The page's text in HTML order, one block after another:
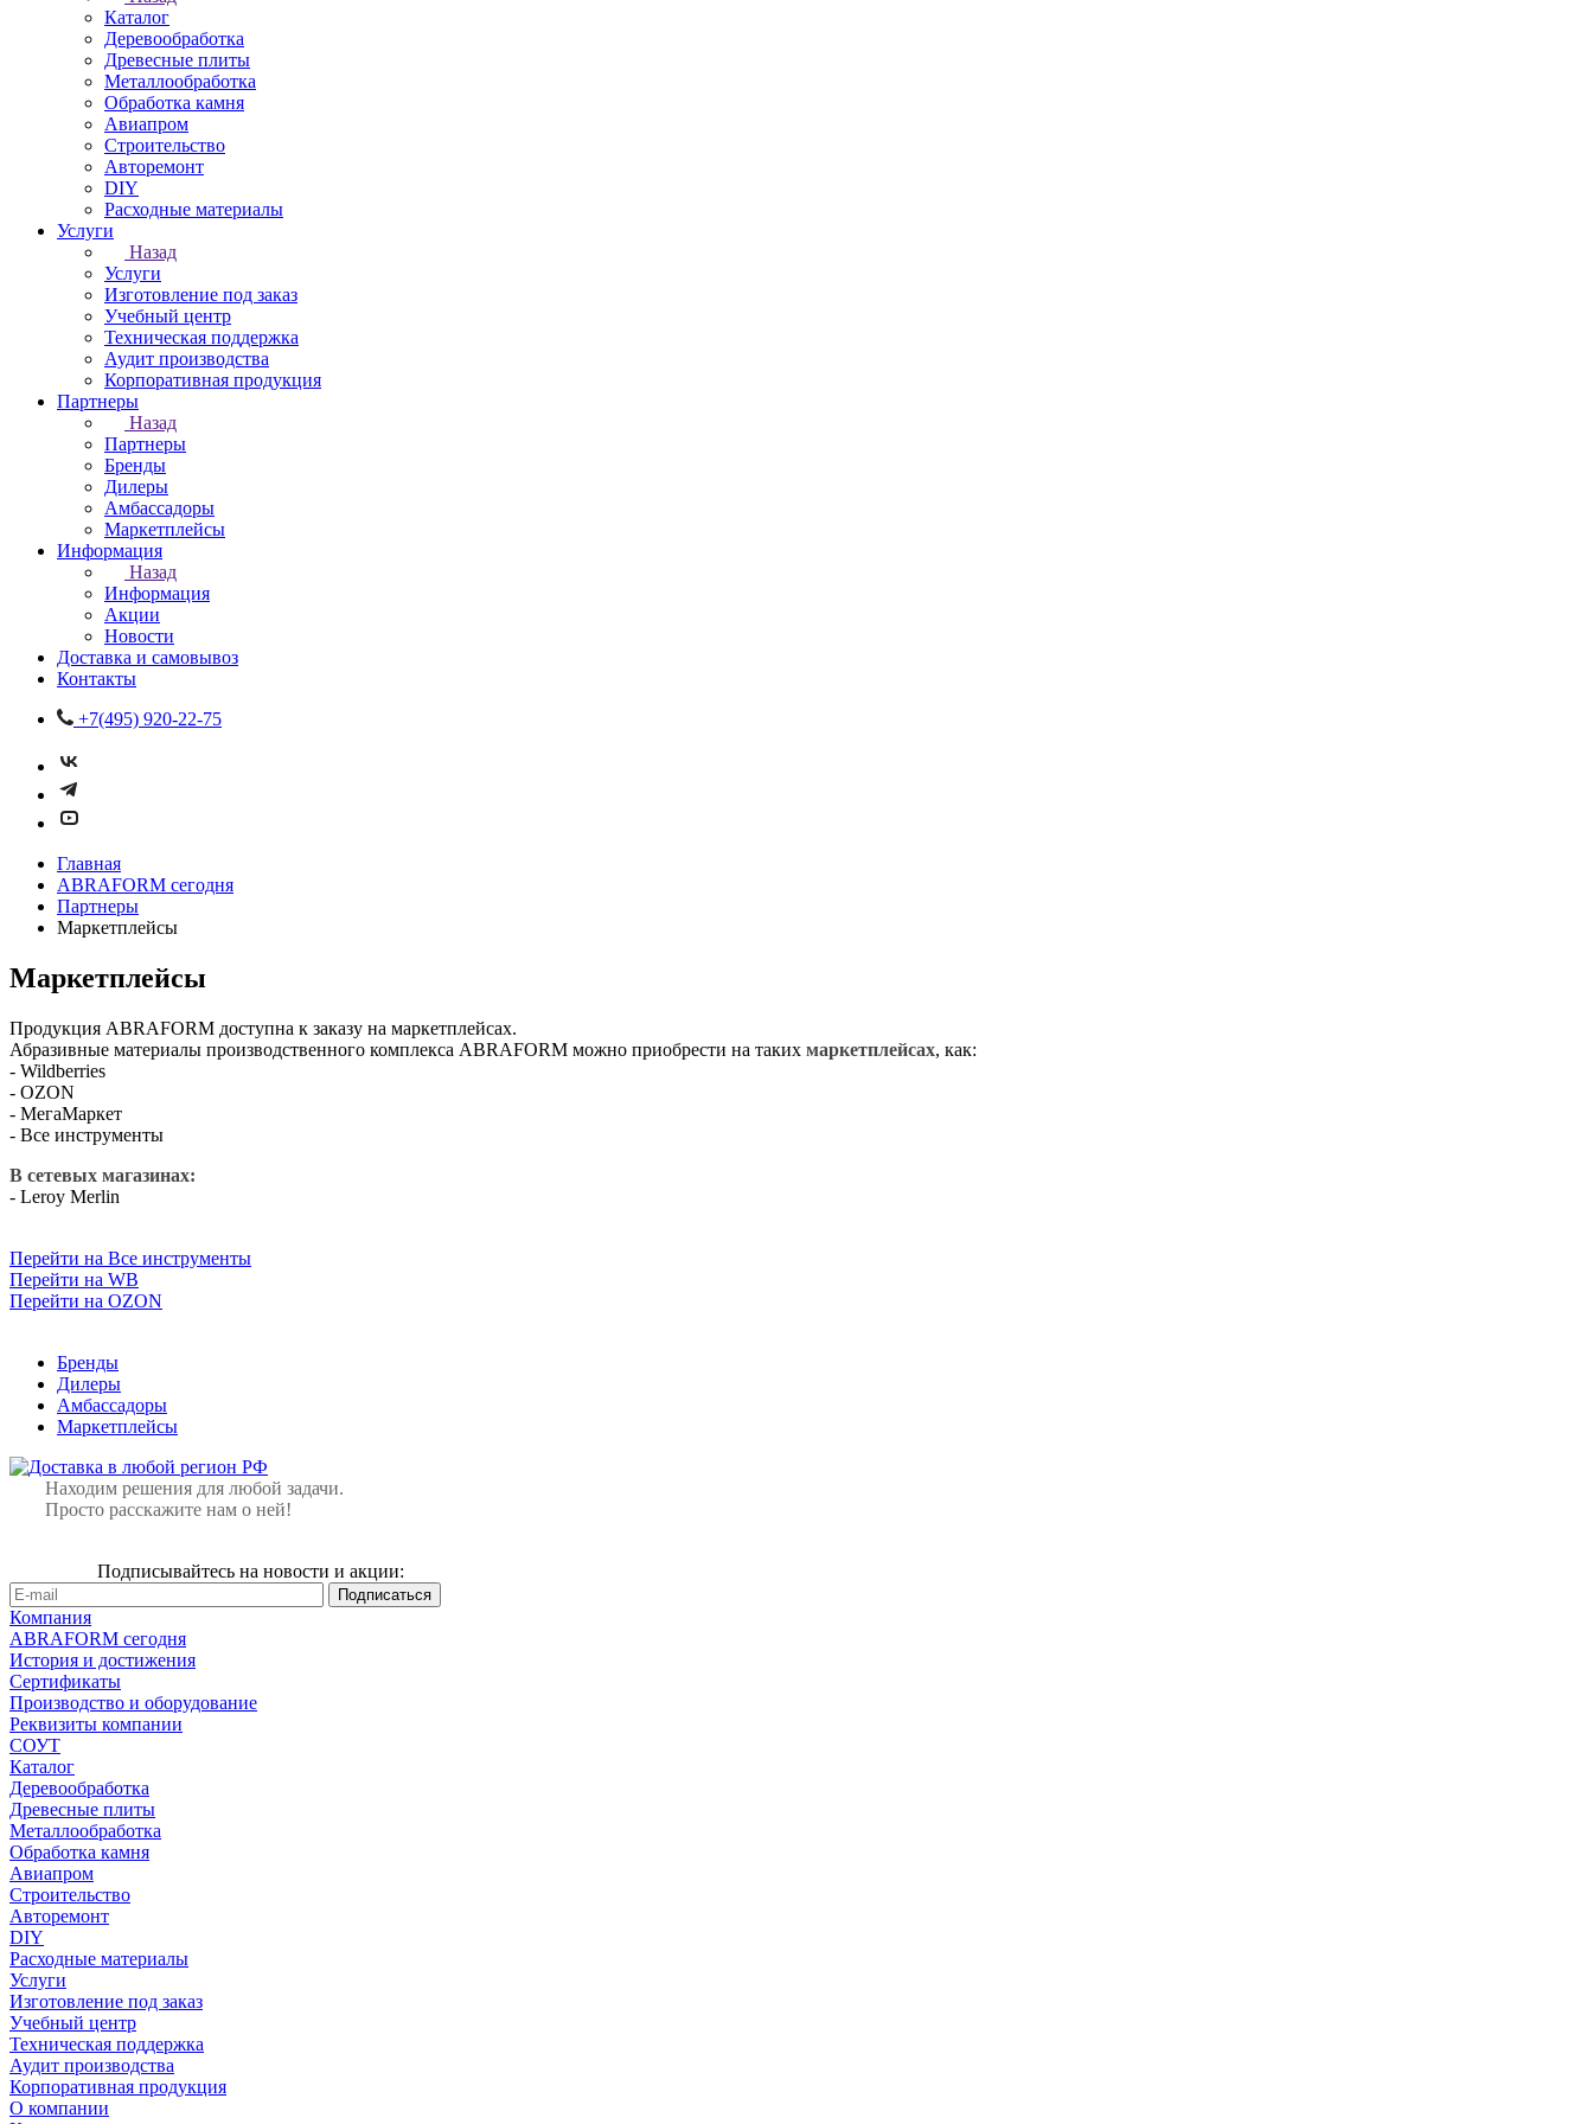
Каталог
Деревообработка
Древесные плиты
Металлообработка
Обработка камня
Авиапром
Строительство
Авторемонт
DIY
Расходные материалы
Услуги
Назад
Услуги
Изготовление под заказ
Учебный центр
Техническая поддержка
Аудит производства
Корпоративная продукция
Партнеры
Назад
Партнеры
Бренды
Дилеры
Амбассадоры
Маркетплейсы
Информация
Назад
Информация
Акции
Новости
Доставка и самовывоз
Контакты
+7(495) 920-22-75
Главная
ABRAFORM сегодня
Партнеры
Маркетплейсы
Маркетплейсы
Продукция ABRAFORM доступна к заказу на маркетплейсах.
Абразивные материалы производственного комплекса ABRAFORM можно приобрести на таких маркетплейсах, как:
- Wildberries
- OZON
- МегаМаркет
- Все инструменты
В сетевых магазинах:
- Leroy Merlin
Перейти на Все инструменты
Перейти на WB
Перейти на OZON
Бренды
Дилеры
Амбассадоры
Маркетплейсы
Находим решения для любой задачи.
Просто расскажите нам о ней!
Подписывайтесь на новости и акции:
Компания
ABRAFORM сегодня
История и достижения
Сертификаты
Производство и оборудование
Реквизиты компании
СОУТ
Каталог
Деревообработка
Древесные плиты
Металлообработка
Обработка камня
Авиапром
Строительство
Авторемонт
DIY
Расходные материалы
Услуги
Изготовление под заказ
Учебный центр
Техническая поддержка
Аудит производства
Корпоративная продукция
О компании